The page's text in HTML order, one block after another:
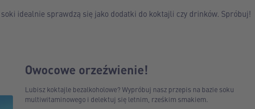
idealnie sprawdzą się jako dodatki do koktajli czy drinków. Spróbuj!
Owocowe orzeźwienie!
Lubisz koktajle bezalkoholowe? Wypróbuj nasz przepis na bazie soku
multiwitaminowego i delektuj się letnim, rześkim smakiem.